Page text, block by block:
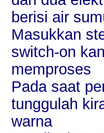
berisi air
Masukkan
switch-on
memproses
Pada saat
tunggulah
warna